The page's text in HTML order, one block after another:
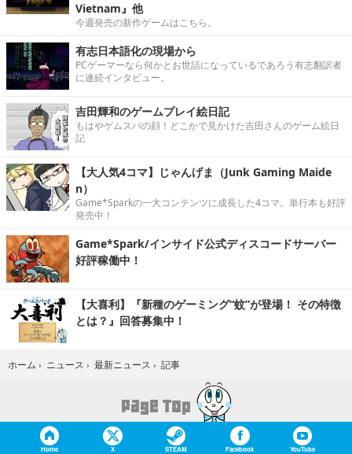
Vietnam』他
今週発売の新作ゲームはこちら。
有志日本語化の現場から
PCゲーマーなら何かとお世話になっているであろう有志翻訳者
に連続インタビュー。
吉田輝和のゲームプレイ絵日記
もはやゲムスパの顔！どこかで見かけた吉田さんのゲーム絵日
記
【大人気4コマ】じゃんげま（Junk Gaming Maide
n）
Game*Sparkの一大コンテンツに成長した4コマ。単行本も好評
発売中！
Game*Spark/インサイド公式ディスコードサーバー
好評稼働中！
【大喜利】『新種のゲーミング“蚊”が登場！ その特徴
とは？』回答募集中！
ホーム › ニュース › 最新ニュース › 記事
Home X STEAM Facebook YouTube